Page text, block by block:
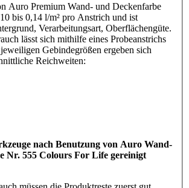
Auro Premium Wand- und Deckenfarbe
bis 0,14 l/m² pro Anstrich und ist
Verarbeitungsart, Oberflächengüte.
lässt sich mithilfe eines Probeanstrichs
Gebindegrößen ergeben sich
Reichweiten:
nach Benutzung von Auro Wand-
Nr. 555 Colours For Life gereinigt